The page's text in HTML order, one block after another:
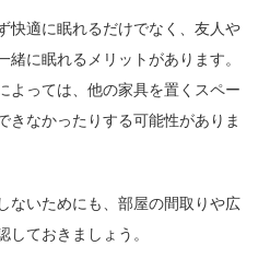
快適に眠れるだけでなく、友人や
に眠れるメリットがあります。
よっては、他の家具を置くスペー
きなかったりする可能性がありま
ないためにも、部屋の間取りや広
しておきましょう。